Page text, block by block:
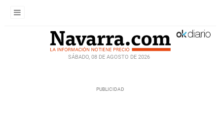
SÁBADO, 08 DE AGOSTO DE 2026